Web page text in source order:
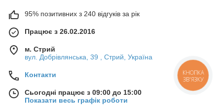
95% позитивних з 240 відгуків за рік
Працює з 26.02.2016
м. Стрий
вул. Добрівлянська, 39 , Стрий, Україна
Контакти
Сьогодні працює з 09:00 до 15:00
Показати весь графік роботи
КНОПКА
ЗВ'ЯЗКУ